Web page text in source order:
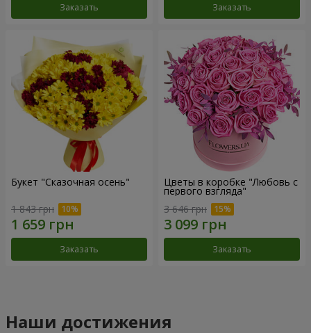
Заказать Заказать
Букет "Сказочная осень"
1 843 грн
Заказать
Цветы в коробке "Любовь с
первого взгляда"
3 646 грн
Заказать
Наши достижения